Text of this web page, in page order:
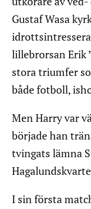
Gustaf Wasa
lillebrorsan Erik
stora triumfer
både fotboll,
Men Harry var
började han
tvingats lämna
I sin första